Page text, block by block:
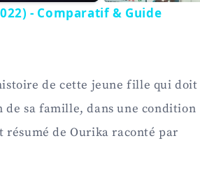
- Comparatif & Guide
de cette jeune fille qui doit
sa famille, dans une condition
de Ourika raconté par